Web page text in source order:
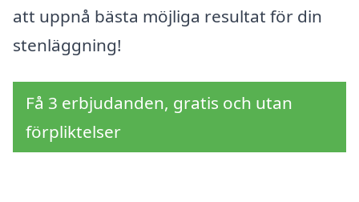
att uppnå bästa möjliga resultat för din
stenläggning!
Få 3 erbjudanden, gratis och utan
förpliktelser